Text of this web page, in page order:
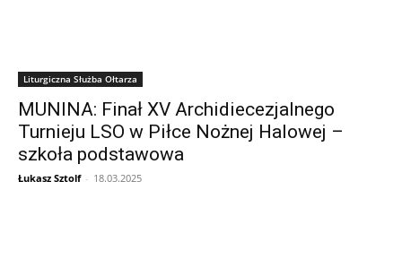
Liturgiczna Służba Ołtarza
MUNINA: Finał XV Archidiecezjalnego
Turnieju LSO w Piłce Nożnej Halowej –
szkoła podstawowa
Łukasz Sztolf - 18.03.2025